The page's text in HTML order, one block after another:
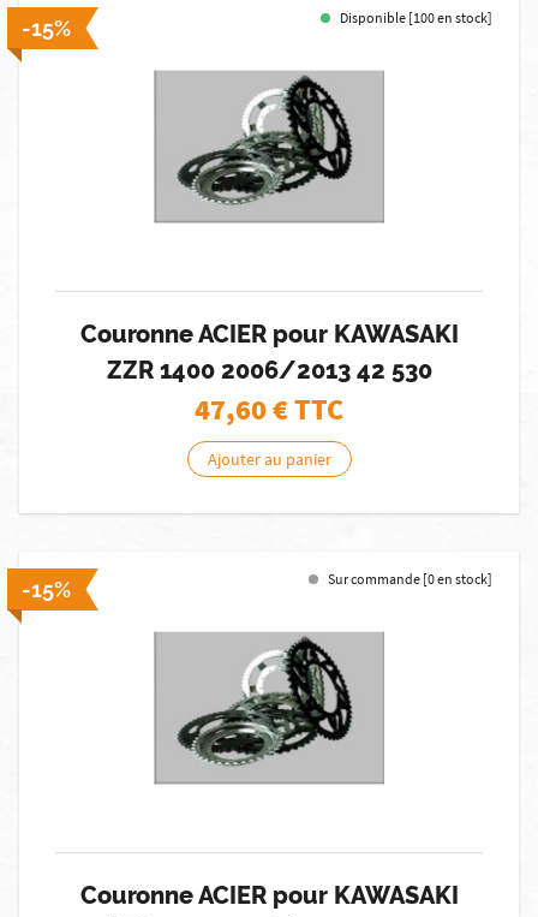
-15% Disponible [100 en stock]
Couronne ACIER pour KAWASAKI
ZZR 1400 2006/2013 42 530
47,60€ TTC
Ajouter au panier
-15% Sur commande [0 en stock]
Couronne ACIER pour KAWASAKI